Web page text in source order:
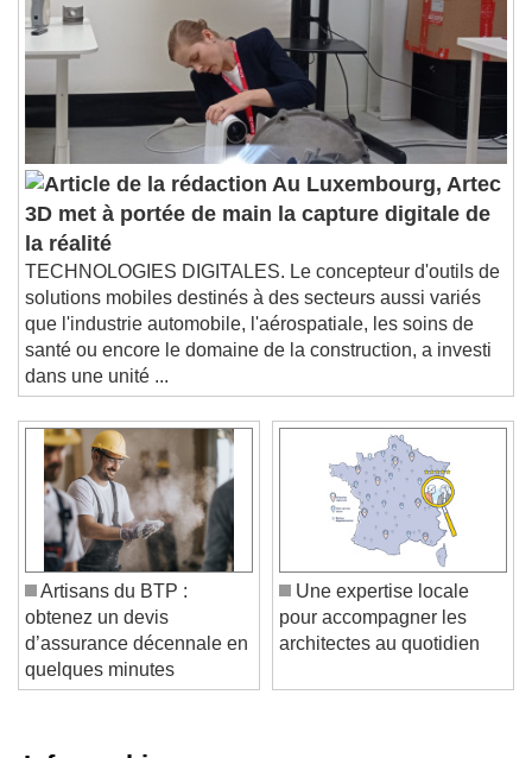
Au Luxembourg, Artec
3D met à portée de main la capture digitale de
la réalité
TECHNOLOGIES DIGITALES. Le concepteur d'outils de
solutions mobiles destinés à des secteurs aussi variés
que l'industrie automobile, l'aérospatiale, les soins de
santé ou encore le domaine de la construction, a investi
dans une unité ...
Artisans du BTP :
obtenez un devis
d’assurance décennale en
quelques minutes
Une expertise locale
pour accompagner les